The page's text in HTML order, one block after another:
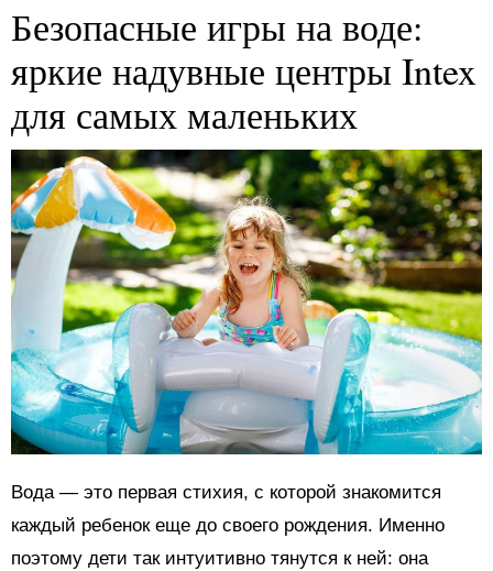
Безопасные игры на воде:
яркие надувные центры Intex
для самых маленьких
Вода — это первая стихия, с которой знакомится
каждый ребенок еще до своего рождения. Именно
поэтому дети так интуитивно тянутся к ней: она